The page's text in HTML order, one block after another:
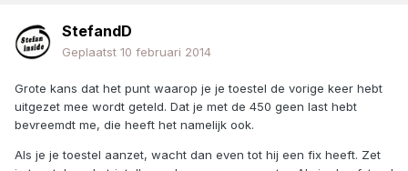
StefandD
Geplaatst 10 februari 2014
Grote kans dat het punt waarop je je toestel de vorige keer hebt
uitgezet mee wordt geteld. Dat je met de 450 geen last hebt
bevreemdt me, die heeft het namelijk ook.
Als je je toestel aanzet, wacht dan even tot hij een fix heeft. Zet